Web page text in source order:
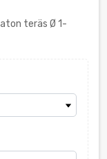
teräs Ø 1-